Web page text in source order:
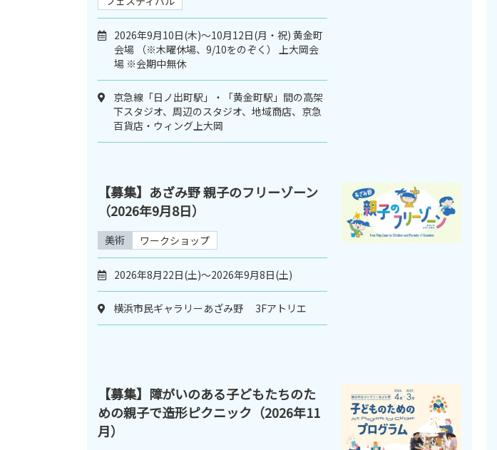
2026年9月10日(木)〜10月12日(月・祝) 黄金町
会場 （※木曜休場、9/10をのぞく） 上大岡会
場 ※会期中無休
京急線「⽇ノ出町駅」・「⻩⾦町駅」間の⾼架
下スタジオ、周辺のスタジオ、地域商店、京急
百貨店・ウィング上大岡
【募集】あざみ野 親子のフリーゾーン
（2026年9月8日）
美術 ワークショップ
2026年8月22日(土)～2026年9月8日(土)
横浜市民ギャラリーあざみ野 3Fアトリエ
【募集】障がいのある子どもたちのた
めの親子で造形ピクニック（2026年11
月）